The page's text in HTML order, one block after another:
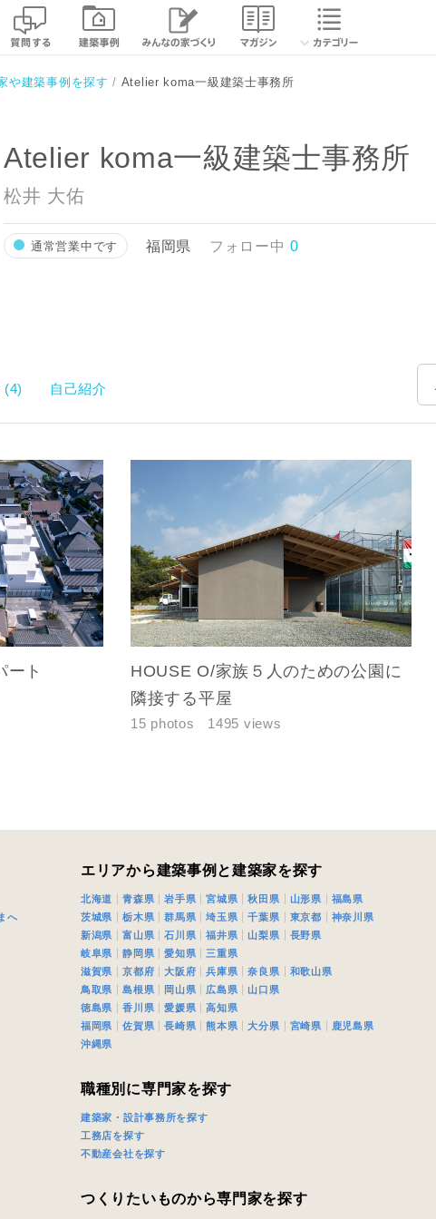
や建築事例を探す Atelier koma一級建築士事務所
事務所
Atelier koma一級建築士事務所
松井 大佑
通常営業中です 福岡県 フォロー中 0
(4) 自己紹介
ート
HOUSE O/家族５人のための公園に
隣接する平屋
15 photos 1495 views
へ
エリアから建築事例と建築家を探す
北海道 青森県 岩手県 宮城県 秋田県 山形県
福島県
茨城県
栃木県 群馬県 埼玉県 千葉県 東京都
神奈川県
新潟県
富山県 石川県 福井県 山梨県
長野県
岐阜県
静岡県 愛知県
三重県
滋賀県
京都府 大阪府 兵庫県 奈良県
和歌山県
鳥取県
島根県 岡山県 広島県
山口県
徳島県
香川県 愛媛県
高知県
福岡県
佐賀県 長崎県 熊本県 大分県 宮崎県
鹿児島県
沖縄県
職種別に専門家を探す
建築家・設計事務所を探す
工務店を探す
不動産会社を探す
つくりたいものから専門家を探す